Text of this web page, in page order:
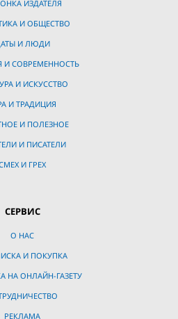
ИЗДАТЕЛЯ
И ОБЩЕСТВО
И ЛЮДИ
И СОВРЕМЕННОСТЬ
И ИСКУССТВО
И ТРАДИЦИЯ
И ПОЛЕЗНОЕ
И ПИСАТЕЛИ
И ГРЕХ
СЕРВИС
О НАС
И ПОКУПКА
НА ОНЛАЙН-ГАЗЕТУ
РЕКЛАМА